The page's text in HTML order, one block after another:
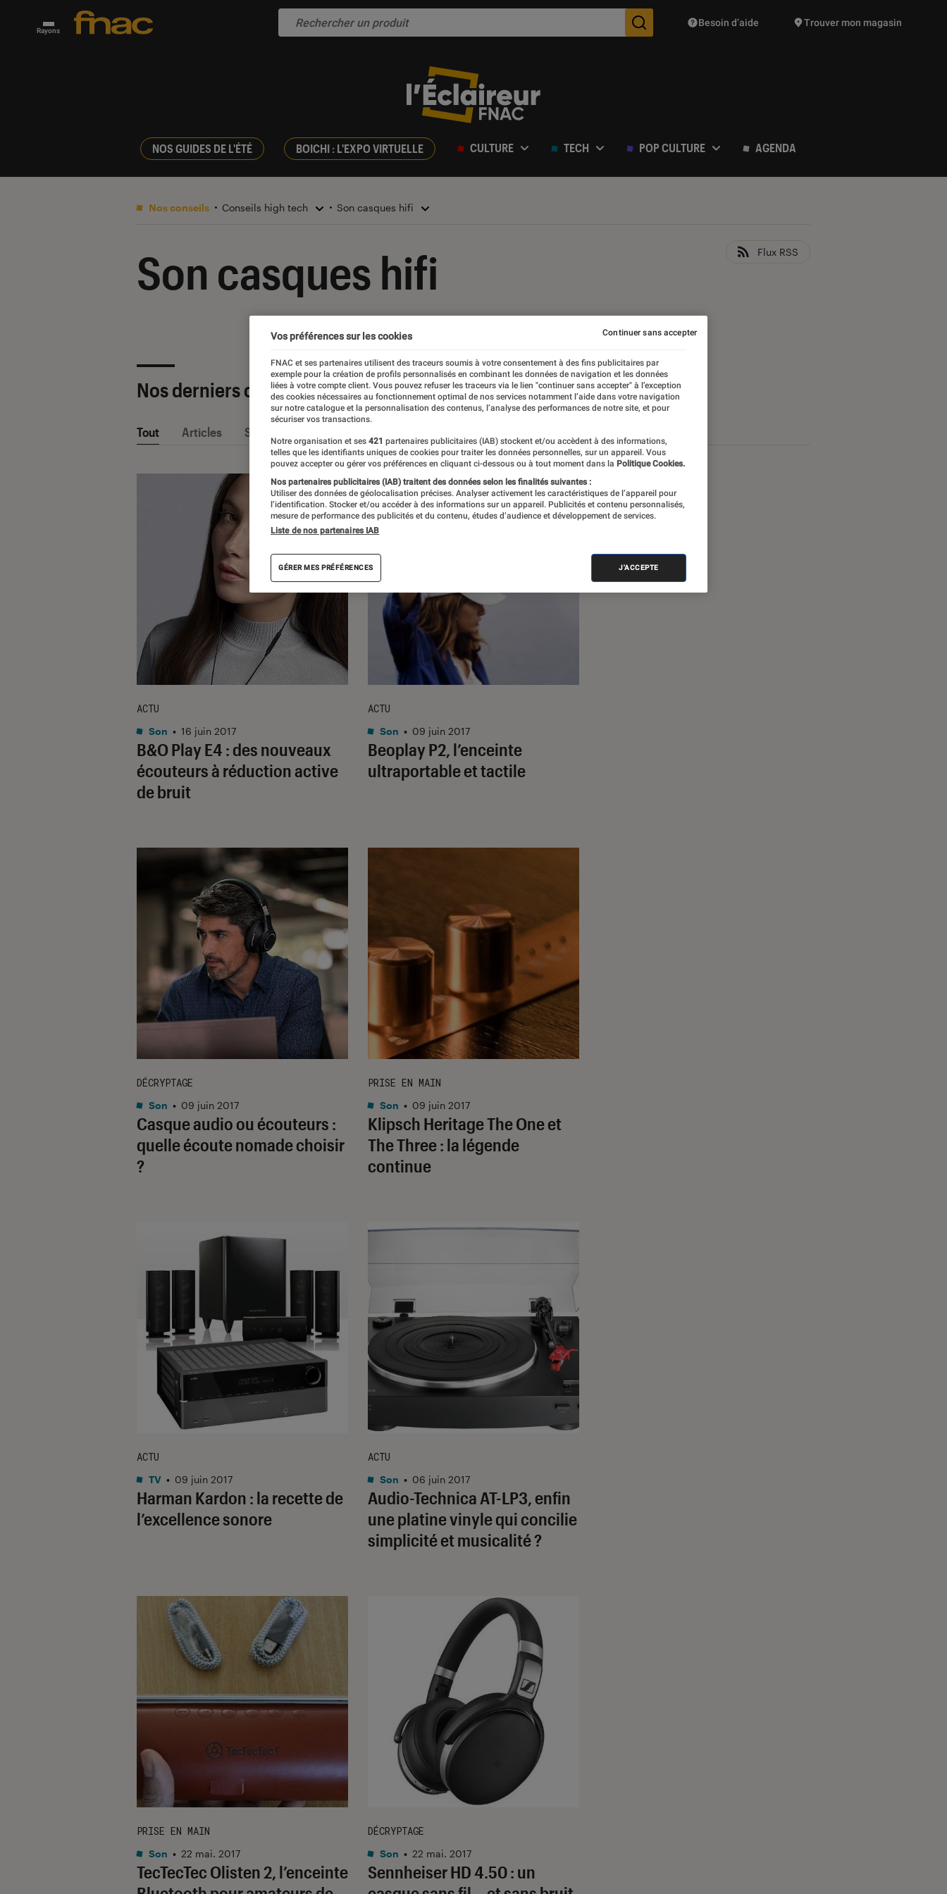
Rayons Des suggestions de produits vont vous être proposées
Besoin d’aide Trouver mon magasin
NOS GUIDES DE L'ÉTÉ BOICHI : L'EXPO VIRTUELLE CULTURE TECH POP CULTURE AGENDA
Nos conseils Conseils high tech Son casques hifi
Son casques hifi Flux RSS
Nos derniers contenus
Tout Articles Sélections et guides
B&O Play E4 : des nouveaux
écouteurs à réduction active
de bruit
ACTU
Son • 16 juin 2017
Beoplay P2, l’enceinte
ultraportable et tactile
ACTU
Son • 09 juin 2017
Casque audio ou écouteurs :
quelle écoute nomade choisir
?
DÉCRYPTAGE
Son • 09 juin 2017
Klipsch Heritage The One et
The Three : la légende
continue
PRISE EN MAIN
Son • 09 juin 2017
Harman Kardon : la recette de
l’excellence sonore
ACTU
TV • 09 juin 2017
Audio-Technica AT-LP3, enfin
une platine vinyle qui concilie
simplicité et musicalité ?
ACTU
Son • 06 juin 2017
TecTecTec Olisten 2, l’enceinte
PRISE EN MAIN
Son • 22 mai. 2017
Sennheiser HD 4.50 : un
DÉCRYPTAGE
Son • 22 mai. 2017
Vos préférences sur les cookies
FNAC et ses partenaires utilisent des traceurs soumis à votre consentement à des fins publicitaires par
exemple pour la création de profils personnalisés en combinant les données de navigation et les données
liées à votre compte client. Vous pouvez refuser les traceurs via le lien "continuer sans accepter" à l’exception
des cookies nécessaires au fonctionnement optimal de nos services notamment l’aide dans votre navigation
sur notre catalogue et la personnalisation des contenus, l’analyse des performances de notre site, et pour
sécuriser vos transactions.
Notre organisation et ses 421 partenaires publicitaires (IAB) stockent et/ou accèdent à des informations,
telles que les identifiants uniques de cookies pour traiter les données personnelles, sur un appareil. Vous
pouvez accepter ou gérer vos préférences en cliquant ci-dessous ou à tout moment dans la Politique Cookies.
Nos partenaires publicitaires (IAB) traitent des données selon les finalités suivantes :
Utiliser des données de géolocalisation précises. Analyser activement les caractéristiques de l’appareil pour
l’identification. Stocker et/ou accéder à des informations sur un appareil. Publicités et contenu personnalisés,
mesure de performance des publicités et du contenu, études d’audience et développement de services.
Liste de nos partenaires IAB
GÉRER MES PRÉFÉRENCES J'ACCEPTE
Continuer sans accepter